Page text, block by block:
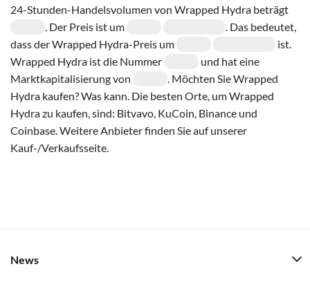
24-Stunden-Handelsvolumen von Wrapped Hydra beträgt
. Der Preis ist um
. Das bedeutet,
dass der Wrapped Hydra-Preis um
ist.
Wrapped Hydra ist die Nummer
und hat eine
Marktkapitalisierung von
. Möchten Sie Wrapped
Hydra kaufen? Was kann. Die besten Orte, um Wrapped
Hydra zu kaufen, sind: Bitvavo, KuCoin, Binance und
Coinbase. Weitere Anbieter finden Sie auf unserer
Kauf-/Verkaufsseite.
News